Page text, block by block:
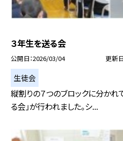
３年生を送る会
公開日 2026/03/04 更新
生徒会
縦割りの７つのブロックに分かれ
る会」が行われました。シ...